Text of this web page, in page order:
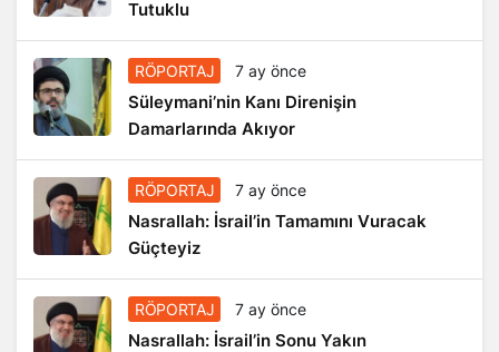
Tutuklu
RÖPORTAJ 7 ay önce
Süleymani’nin Kanı Direnişin
Damarlarında Akıyor
RÖPORTAJ 7 ay önce
Nasrallah: İsrail’in Tamamını Vuracak
Güçteyiz
RÖPORTAJ 7 ay önce
Nasrallah: İsrail’in Sonu Yakın